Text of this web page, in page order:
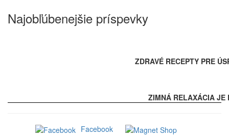
Najobľúbenejšie príspevky
ZDRAVÉ RECEPTY PRE
ZIMNÁ RELAXÁCIA JE
Facebook